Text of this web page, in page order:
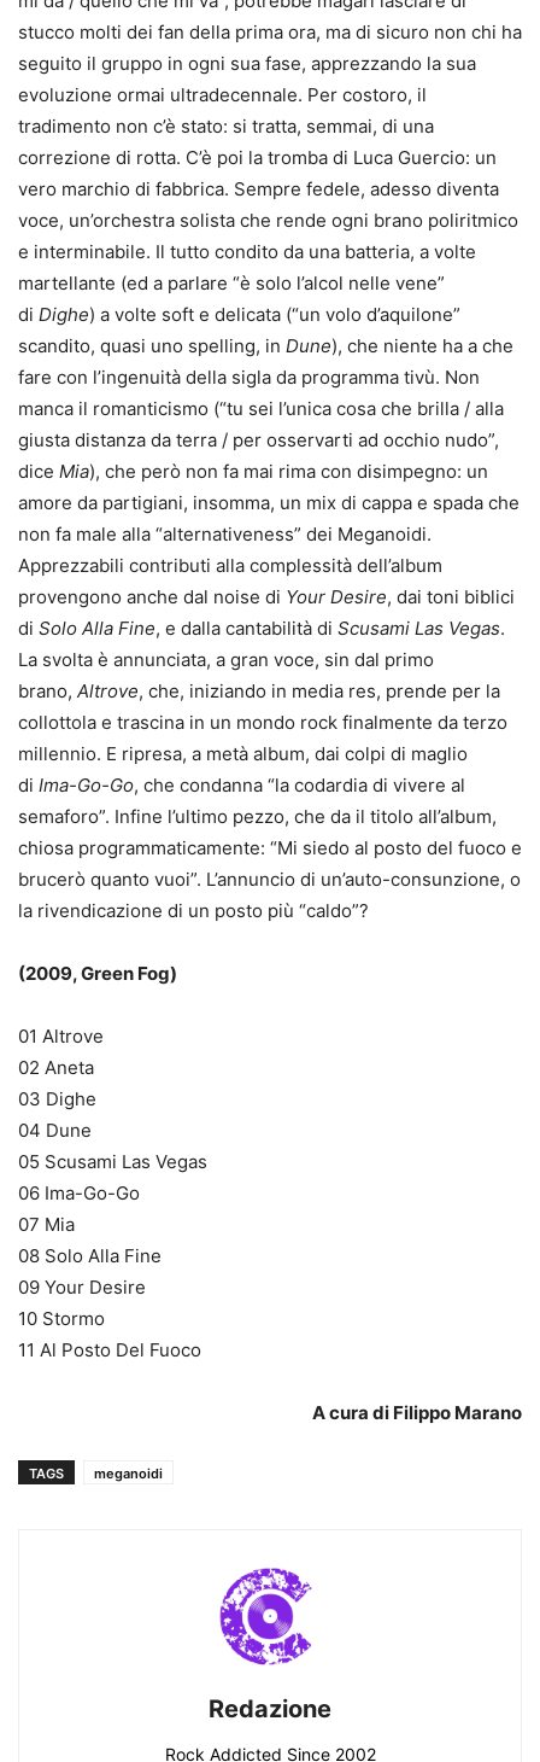
stucco molti dei fan della prima ora, ma di sicuro non chi ha
seguito il gruppo in ogni sua fase, apprezzando la sua
evoluzione ormai ultradecennale. Per costoro, il
tradimento non c’è stato: si tratta, semmai, di una
correzione di rotta. C’è poi la tromba di Luca Guercio: un
vero marchio di fabbrica. Sempre fedele, adesso diventa
voce, un’orchestra solista che rende ogni brano poliritmico
e interminabile. Il tutto condito da una batteria, a volte
martellante (ed a parlare “è solo l’alcol nelle vene”
di Dighe) a volte soft e delicata (“un volo d’aquilone”
scandito, quasi uno spelling, in Dune), che niente ha a che
fare con l’ingenuità della sigla da programma tivù. Non
manca il romanticismo (“tu sei l’unica cosa che brilla / alla
giusta distanza da terra / per osservarti ad occhio nudo”,
dice Mia), che però non fa mai rima con disimpegno: un
amore da partigiani, insomma, un mix di cappa e spada che
non fa male alla “alternativeness” dei Meganoidi.
Apprezzabili contributi alla complessità dell’album
provengono anche dal noise di Your Desire, dai toni biblici
di Solo Alla Fine, e dalla cantabilità di Scusami Las Vegas.
La svolta è annunciata, a gran voce, sin dal primo
brano, Altrove, che, iniziando in media res, prende per la
collottola e trascina in un mondo rock finalmente da terzo
millennio. E ripresa, a metà album, dai colpi di maglio
di Ima-Go-Go, che condanna “la codardia di vivere al
semaforo”. Infine l’ultimo pezzo, che da il titolo all’album,
chiosa programmaticamente: “Mi siedo al posto del fuoco e
brucerò quanto vuoi”. L’annuncio di un’auto-consunzione, o
la rivendicazione di un posto più “caldo”?
(2009, Green Fog)
01 Altrove
02 Aneta
03 Dighe
04 Dune
05 Scusami Las Vegas
06 Ima-Go-Go
07 Mia
08 Solo Alla Fine
09 Your Desire
10 Stormo
11 Al Posto Del Fuoco
A cura di Filippo Marano
TAGS meganoidi
Redazione
Rock Addicted Since 2002